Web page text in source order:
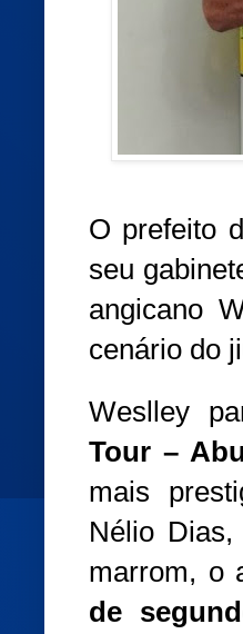
O prefeito
seu
angicano
cenário do
Weslley
Tour –
mais
Nélio
marrom, o
de